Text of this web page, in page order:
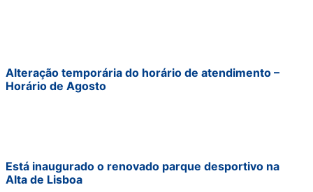
Alteração temporária do horário de atendimento –
Horário de Agosto
Está inaugurado o renovado parque desportivo na
Alta de Lisboa